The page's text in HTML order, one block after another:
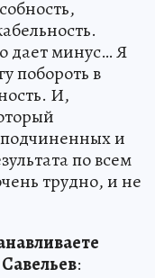
дает минус… Я
побороть в
И,
подчиненных и
по всем
трудно, и не
: